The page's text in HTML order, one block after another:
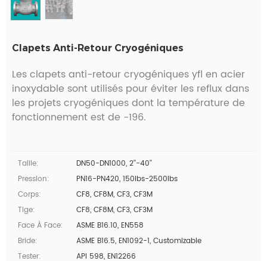
Clapets Anti-Retour Cryogéniques
Les clapets anti-retour cryogéniques yfl en acier
inoxydable sont utilisés pour éviter les reflux dans
les projets cryogéniques dont la température de
fonctionnement est de -196.
Taille:
DN50-DN1000, 2''-40''
Pression:
PN16-PN420, 150lbs-2500lbs
Corps:
CF8, CF8M, CF3, CF3M
Tige:
CF8, CF8M, CF3, CF3M
Face À Face:
ASME B16.10, EN558
Bride:
ASME B16.5, EN1092-1, Customizable
Tester:
API 598, EN12266